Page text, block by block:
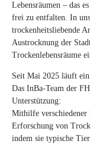
Lebensräumen – das
frei zu entfalten. In
trockenheitsliebende
Austrocknung der
Trockenlebensräume
Seit Mai 2025 läuft
Das InBa-Team der
Unterstützung:
Mithilfe verschiedener
Erforschung von
indem sie typische